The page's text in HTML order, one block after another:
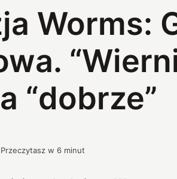
Worms:
“dobrze”
Przeczytasz w6 minut